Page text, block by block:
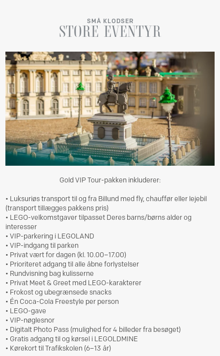
SMÅ KLODSER
STORE EVENTYR
Gold VIP Tour-pakken inkluderer:
• Luksuriøs transport til og fra Billund med fly, chauffør eller lejebil
(transport tillægges pakkens pris)
• LEGO-velkomstgaver tilpasset Deres barns/børns alder og
interesser
• VIP-parkering i LEGOLAND
• VIP-indgang til parken
• Privat vært for dagen (kl. 10.00–17.00)
• Prioriteret adgang til alle åbne forlystelser
• Rundvisning bag kulisserne
• Privat Meet & Greet med LEGO-karakterer
• Frokost og ubegrænsede snacks
• Én Coca-Cola Freestyle per person
• LEGO-gave
• VIP-nøglesnor
• Digitalt Photo Pass (mulighed for 4 billeder fra besøget)
• Gratis adgang til og kørsel i LEGOLDMINE
• Kørekort til Trafikskolen (6–13 år)